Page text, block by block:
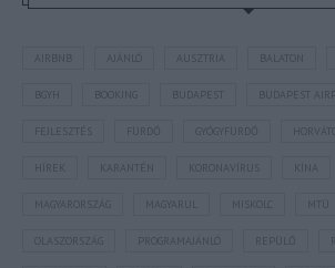
AUSZTRIA BALATON
BUDAPEST BUDAPEST
FEJLESZTÉS
KARANTÉN
MAGYARORSZÁG MTÜ
OLASZORSZÁG